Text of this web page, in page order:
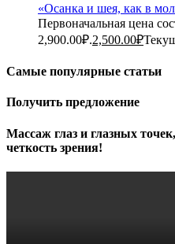
«Осанка и шея, как в
Первоначальная цена
2,900.00₽.2,500.00₽
Самые популярные статьи
Получить предложение
Массаж глаз и глазных
четкость зрения!